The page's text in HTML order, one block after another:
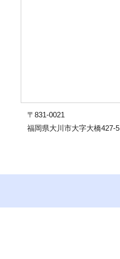
〒831-0021
福岡県大川市大字大橋427-5